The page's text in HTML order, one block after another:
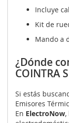
Incluye
Kit de
Mando a
¿Dónde
COINTRA
Si estás
Emisores
En ElectroNow